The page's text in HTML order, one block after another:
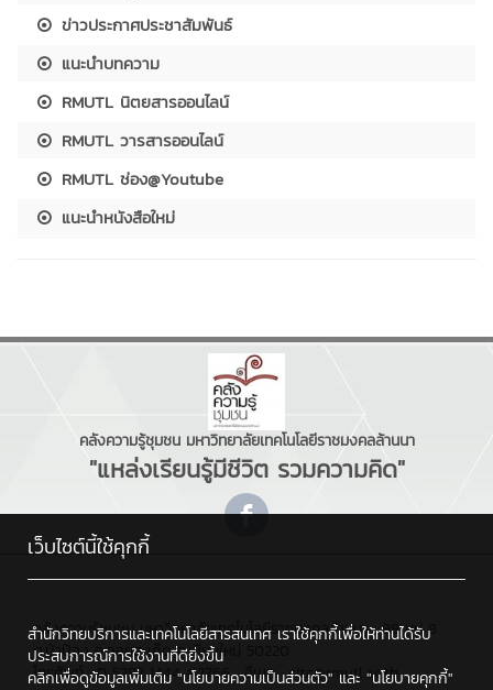
ข่าวประกาศประชาสัมพันธ์
แนะนำบทความ
RMUTL นิตยสารออนไลน์
RMUTL วารสารออนไลน์
RMUTL ช่อง@Youtube
แนะนำหนังสือใหม่
คลังความรู้ชุมชน มหาวิทยาลัยเทคโนโลยีราชมงคลล้านนา
"แหล่งเรียนรู้มีชีวิต รวมความคิด"
คลังความรู้ชุมชน มหาวิทยาลัยเทคโนโลยีราชมงคลล้านนา : 98 หมู่ 8
ต.ป่าป้อง อ.ดอยสะเก็ด จ.เชียงใหม่ 50220
โทรศัพท์ : 0 5392 1444 #2766 , อีเมล : cttc@rmutl.ac.th
เว็บไซต์นี้ใช้คุกกี้
สำนักวิทยบริการและเทคโนโลยีสารสนเทศ เราใช้คุกกี้เพื่อให้ท่านได้รับ
ประสบการณ์การใช้งานที่ดียิ่งขึ้น
คลิกเพื่อดูข้อมูลเพิ่มเติม "นโยบายความเป็นส่วนตัว" และ "นโยบายคุกกี้"